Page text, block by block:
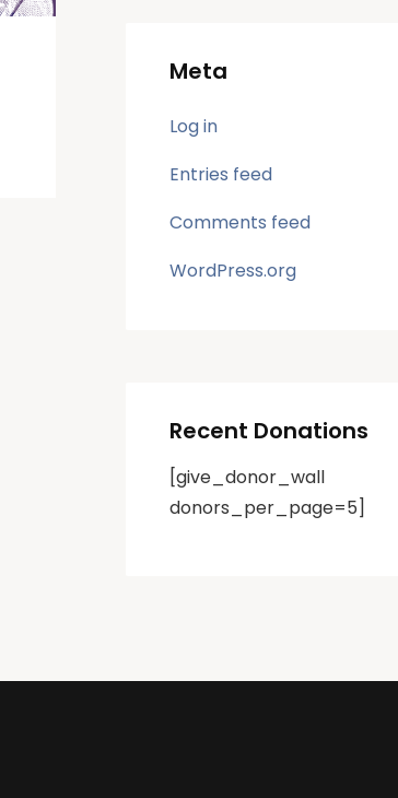
Meta
Log in
Entries feed
Comments feed
WordPress.org
Recent Donations
[give_donor_wall
donors_per_page=5]